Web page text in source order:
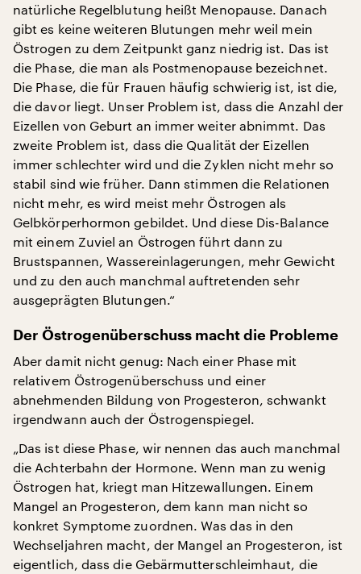
natürliche Regelblutung heißt Menopause. Danach
gibt es keine weiteren Blutungen mehr weil mein
Östrogen zu dem Zeitpunkt ganz niedrig ist. Das ist
die Phase, die man als Postmenopause bezeichnet.
Die Phase, die für Frauen häufig schwierig ist, ist die,
die davor liegt. Unser Problem ist, dass die Anzahl der
Eizellen von Geburt an immer weiter abnimmt. Das
zweite Problem ist, dass die Qualität der Eizellen
immer schlechter wird und die Zyklen nicht mehr so
stabil sind wie früher. Dann stimmen die Relationen
nicht mehr, es wird meist mehr Östrogen als
Gelbkörperhormon gebildet. Und diese Dis-Balance
mit einem Zuviel an Östrogen führt dann zu
Brustspannen, Wassereinlagerungen, mehr Gewicht
und zu den auch manchmal auftretenden sehr
ausgeprägten Blutungen.“
Der Östrogenüberschuss macht die Probleme
Aber damit nicht genug: Nach einer Phase mit
relativem Östrogenüberschuss und einer
abnehmenden Bildung von Progesteron, schwankt
irgendwann auch der Östrogenspiegel.
„Das ist diese Phase, wir nennen das auch manchmal
die Achterbahn der Hormone. Wenn man zu wenig
Östrogen hat, kriegt man Hitzewallungen. Einem
Mangel an Progesteron, dem kann man nicht so
konkret Symptome zuordnen. Was das in den
Wechseljahren macht, der Mangel an Progesteron, ist
eigentlich, dass die Gebärmutterschleimhaut, die